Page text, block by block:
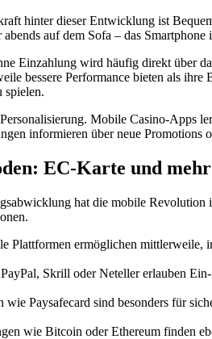
hinter dieser Entwicklung ist
auf dem Sofa – das
Einzahlung wird häufig direkt über
bessere Performance bieten als
spielen.
Mobile Casino-Apps
informieren über neue Promotions
EC-Karte und
hat die mobile Revolution
Plattformen ermöglichen mittlerweile,
Skrill oder Neteller erlauben
wie Paysafecard sind besonders für
wie Bitcoin oder Ethereum finden